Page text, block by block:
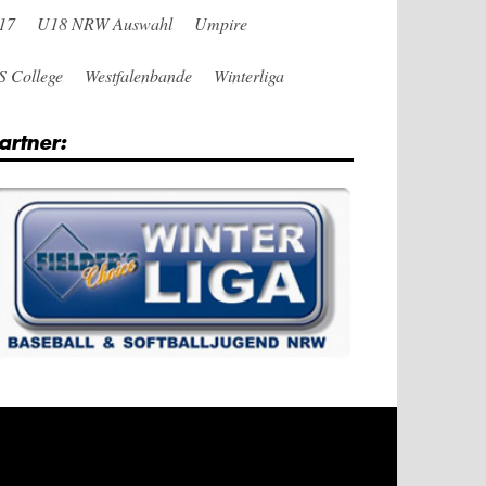
U18 NRW Auswahl Umpire
College Westfalenbande Winterliga